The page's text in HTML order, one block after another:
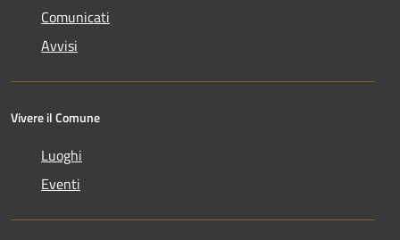
Comunicati
Avvisi
Vivere il Comune
Luoghi
Eventi